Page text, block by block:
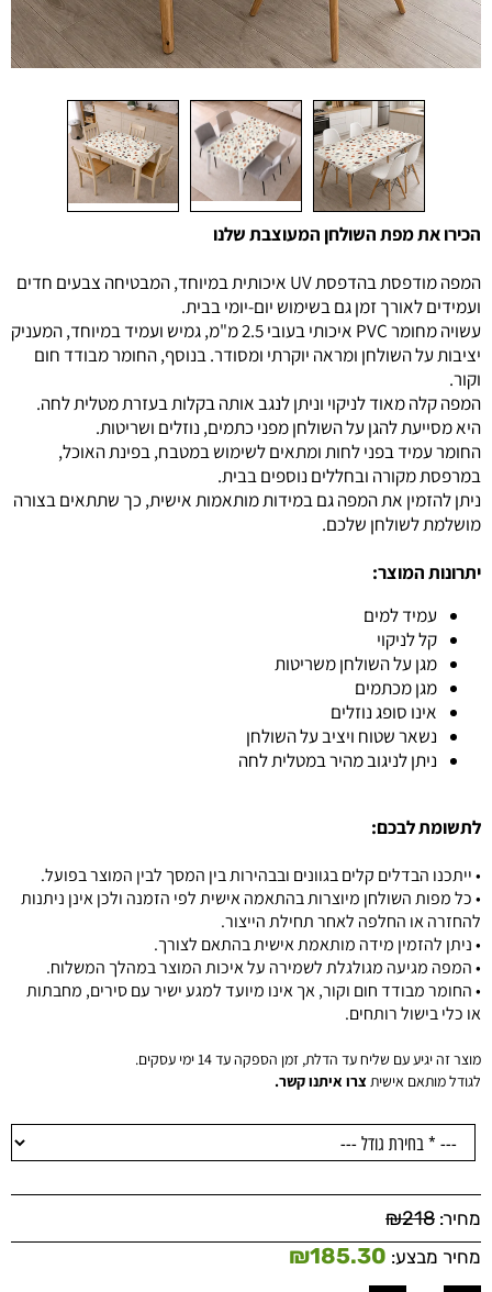
הכירו את מפת השולחן המעוצבת שלנו
המפה מודפסת בהדפסת UV איכותית במיוחד, המבטיחה צבעים חדים
ועמידים לאורך זמן גם בשימוש יום-יומי בבית.
עשויה מחומר PVC איכותי בעובי 2.5 מ"מ, גמיש ועמיד במיוחד, המעניק
יציבות על השולחן ומראה יוקרתי ומסודר. בנוסף, החומר מבודד חום
וקור.
המפה קלה מאוד לניקוי וניתן לנגב אותה בקלות בעזרת מטלית לחה.
היא מסייעת להגן על השולחן מפני כתמים, נוזלים ושריטות.
החומר עמיד בפני לחות ומתאים לשימוש במטבח, בפינת האוכל,
במרפסת מקורה ובחללים נוספים בבית.
ניתן להזמין את המפה גם במידות מותאמות אישית, כך שתתאים בצורה
מושלמת לשולחן שלכם.
יתרונות המוצר:
עמיד למים
קל לניקוי
מגן על השולחן משריטות
מגן מכתמים
אינו סופג נוזלים
נשאר שטוח ויציב על השולחן
ניתן לניגוב מהיר במטלית לחה
לתשומת לבכם:
• ייתכנו הבדלים קלים בגוונים ובבהירות בין המסך לבין המוצר בפועל.
• כל מפות השולחן מיוצרות בהתאמה אישית לפי הזמנה ולכן אינן ניתנות
להחזרה או החלפה לאחר תחילת הייצור.
• ניתן להזמין מידה מותאמת אישית בהתאם לצורך.
• המפה מגיעה מגולגלת לשמירה על איכות המוצר במהלך המשלוח.
• החומר מבודד חום וקור, אך אינו מיועד למגע ישיר עם סירים, מחבתות
או כלי בישול רותחים.
מוצר זה יגיע עם שליח עד הדלת, זמן הספקה עד 14 ימי עסקים.
לגודל מותאם אישיתצרו איתנו קשר.
מחיר: ₪218
מחיר מבצע: ₪185.30